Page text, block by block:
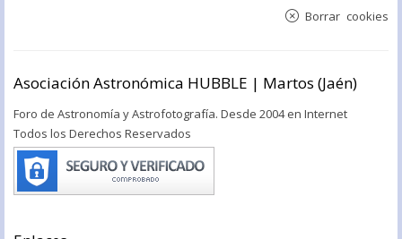
Borrar cookies
Asociación Astronómica HUBBLE | Martos (Jaén)
Foro de Astronomía y Astrofotografía. Desde 2004 en Internet
Todos los Derechos Reservados